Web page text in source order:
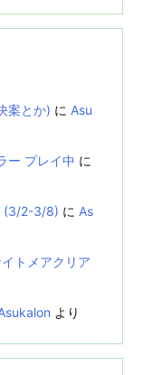
案とか) に Asu
ー プレイ中 に
(3/2-3/8) に As
トメアクリア
より